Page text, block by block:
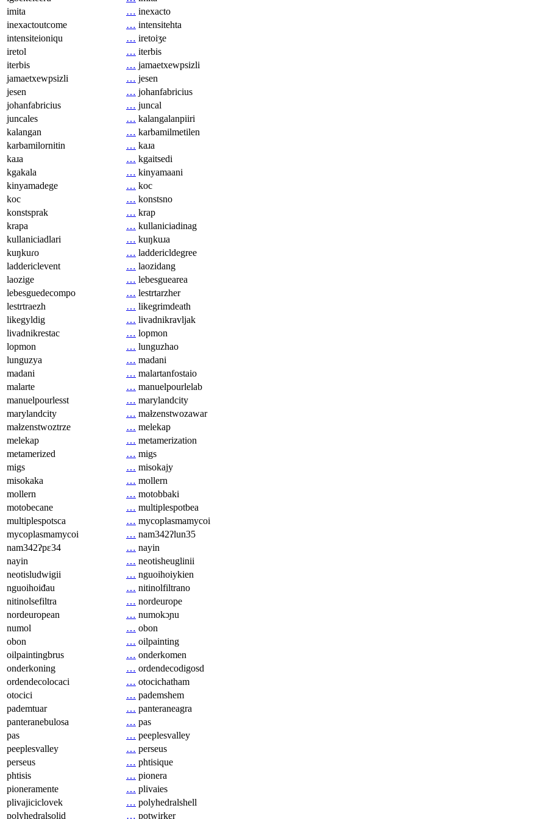
imita
… inexacto
inexactoutcome
… intensitehta
intensiteioniqu
… iretoiʒe
iretol
… iterbis
iterbis
… jamaetxewpsizli
jamaetxewpsizli
… jesen
jesen
… johanfabricius
johanfabricius
… juncal
juncales
… kalangalanpiiri
kalangan
… karbamilmetilen
karbamilornitin
… kaɹa
kaɹa
… kgaitsedi
kgakala
… kinyamaani
kinyamadege
… koc
koc
… konstsno
konstsprak
… krap
krapa
… kullaniciadinag
kullaniciadlari
… kuŋkuɹa
kuŋkuɾo
… laddericldegree
laddericlevent
… laozidang
laozige
… lebesguearea
lebesguedecompo
… lestrtarzher
lestrtraezh
… likegrimdeath
likegyldig
… livadnikravljak
livadnikrestac
… lopmon
lopmon
… lunguzhao
lunguzya
… madani
madani
… malartanfostaio
malarte
… manuelpourlelab
manuelpourlesst
… marylandcity
marylandcity
… małzenstwozawar
małzenstwoztrze
… melekap
melekap
… metamerization
metamerized
… migs
migs
… misokajy
misokaka
… mollern
mollern
… motobbaki
motobecane
… multiplespotbea
multiplespotsca
… mycoplasmamycoi
mycoplasmamycoi
… nam342ʔlun35
nam342ʔpɛ34
… nayin
nayin
… neotisheuglinii
neotisludwigii
… nguoihoiykien
nguoihoiđau
… nitinolfiltrano
nitinolsefiltra
… nordeurope
nordeuropean
… numokɔɲu
numol
… obon
obon
… oilpainting
oilpaintingbrus
… onderkomen
onderkoning
… ordendecodigosd
ordendecolocaci
… otocichatham
otocici
… pademshem
pademtuar
… panteraneagra
panteranebulosa
… pas
pas
… peeplesvalley
peeplesvalley
… perseus
perseus
… phtisique
phtisis
… pionera
pioneramente
… plivaies
plivajiciclovek
… polyhedralshell
polyhedralsolid
… potwirker